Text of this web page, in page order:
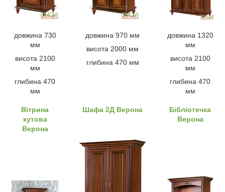
довжина 730
мм
висота 2100
мм
глибина 470
мм
довжина 970 мм
висота 2000 мм
глибина 470 мм
довжина 1320
мм
висота 2100
мм
глибина 470
мм
Вітрина
кутова
Верона
Шафа 2Д Верона
Бібліотечка
Верона